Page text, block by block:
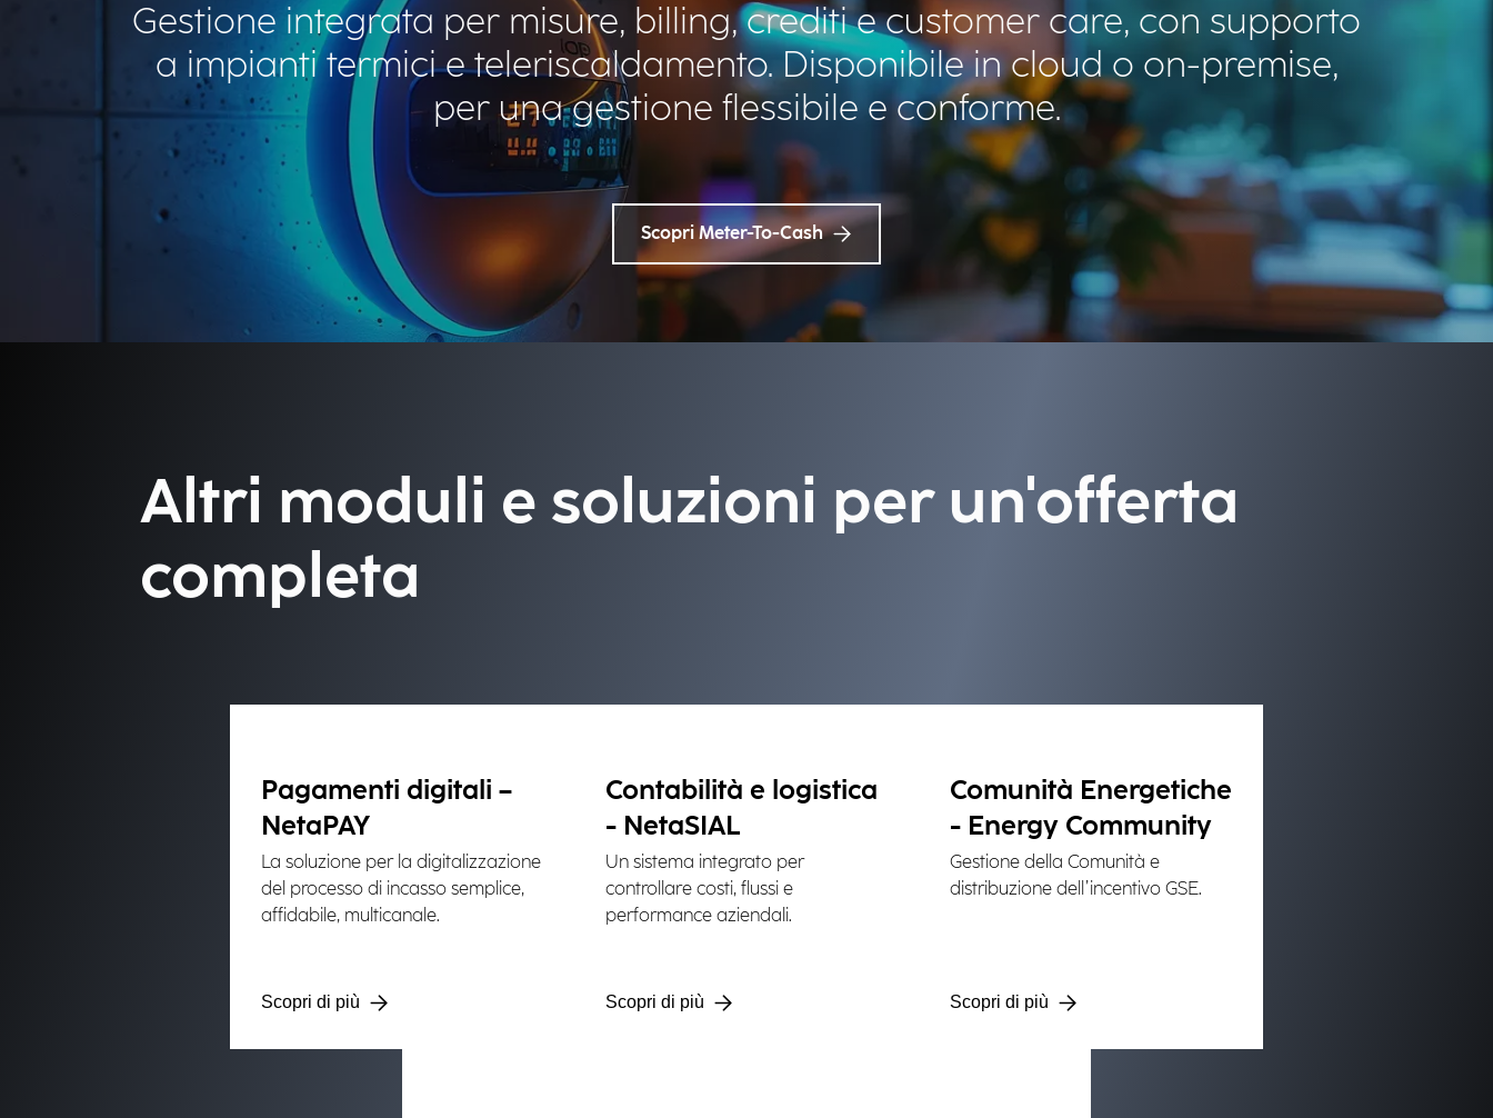
Gestione integrata per misure, billing, crediti e customer care, con supporto
a impianti termici e teleriscaldamento. Disponibile in cloud o on-premise,
per una gestione flessibile e conforme.
Scopri Meter-To-Cash
Altri moduli e soluzioni per un'offerta
completa
Pagamenti digitali –
NetaPAY
La soluzione per la digitalizzazione
del processo di incasso semplice,
affidabile, multicanale.
Scopri di più
Contabilità e logistica
- NetaSIAL
Un sistema integrato per
controllare costi, flussi e
performance aziendali.
Scopri di più
Comunità Energetiche
- Energy Community
Gestione della Comunità e
distribuzione dell’incentivo GSE.
Scopri di più